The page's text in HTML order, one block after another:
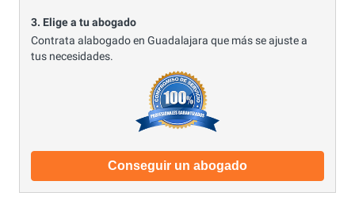
3. Elige a tu abogado
Contrata alabogado en Guadalajara que más se ajuste a
tus necesidades.
Conseguir un abogado